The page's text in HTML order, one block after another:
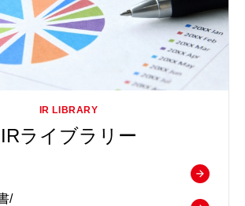
IRライブラリー
/